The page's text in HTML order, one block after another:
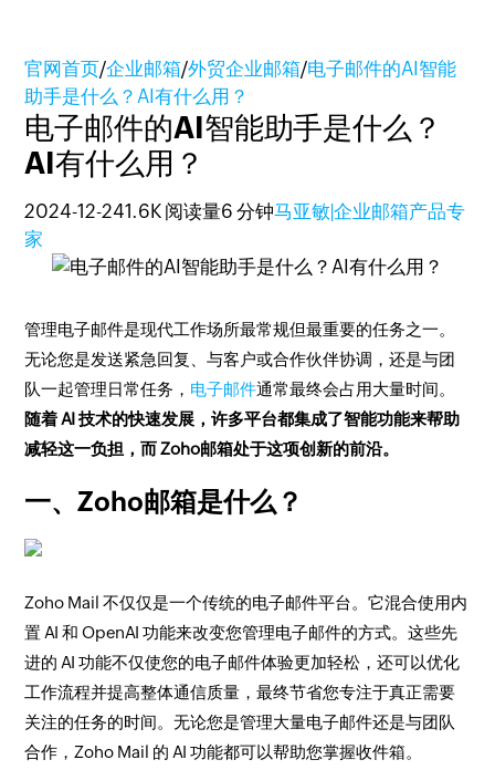
官网首页/企业邮箱/外贸企业邮箱/电子邮件的AI智能
助手是什么？AI有什么用？
电子邮件的AI智能助手是什么？
AI有什么用？
2024-12-241.6K 阅读量6 分钟马亚敏|企业邮箱产品专
家
管理电子邮件是现代工作场所最常规但最重要的任务之一。
无论您是发送紧急回复、与客户或合作伙伴协调，还是与团
队一起管理日常任务， 电子邮件通常最终会占用大量时间。
随着 AI 技术的快速发展，许多平台都集成了智能功能来帮助
减轻这一负担，而 Zoho邮箱处于这项创新的前沿。
一、Zoho邮箱是什么？
Zoho Mail 不仅仅是一个传统的电子邮件平台。它混合使用内
置 AI 和 OpenAI 功能来改变您管理电子邮件的方式。这些先
进的 AI 功能不仅使您的电子邮件体验更加轻松，还可以优化
工作流程并提高整体通信质量，最终节省您专注于真正需要
关注的任务的时间。无论您是管理大量电子邮件还是与团队
合作，Zoho Mail 的 AI 功能都可以帮助您掌握收件箱。